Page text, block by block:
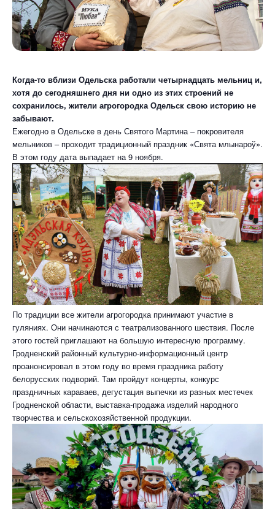
Когда-то вблизи Одельска работали четырнадцать мельниц и,
хотя до сегодняшнего дня ни одно из этих строений не
сохранилось, жители агрогородка Одельск свою историю не
забывают.
Ежегодно в Одельске в день Святого Мартина – покровителя
мельников – проходит традиционный праздник «Свята млынароў».
В этом году дата выпадает на 9 ноября.
По традиции все жители агрогородка принимают участие в
гуляниях. Они начинаются с театрализованного шествия. После
этого гостей приглашают на большую интересную программу.
Гродненский районный культурно-информационный центр
проанонсировал в этом году во время праздника работу
белорусских подворий. Там пройдут концерты, конкурс
праздничных караваев, дегустация выпечки из разных местечек
Гродненской области, выставка-продажа изделий народного
творчества и сельскохозяйственной продукции.